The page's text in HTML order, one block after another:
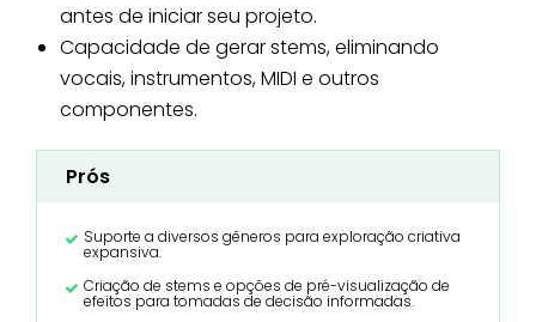
antes de iniciar seu projeto.
Capacidade de gerar stems, eliminando
vocais, instrumentos, MIDI e outros
componentes.
Prós
Suporte a diversos gêneros para exploração criativa
expansiva.
Criação de stems e opções de pré-visualização de
efeitos para tomadas de decisão informadas.